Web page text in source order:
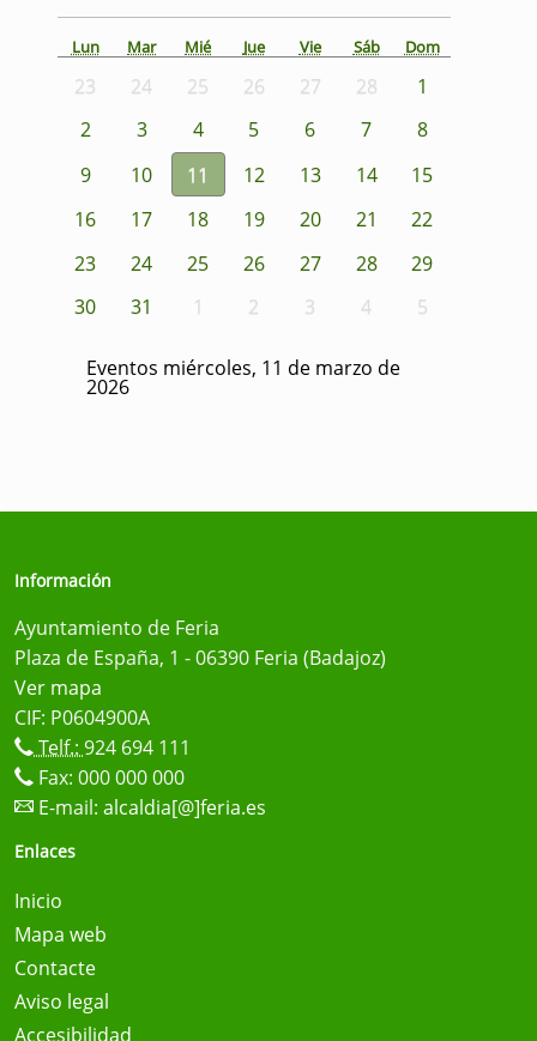
Lun Mar Mié Jue Vie Sáb Dom
23 24 25 26 27 28
1
2
3 4 5 6 7
8
9
10 11 12 13 14
15
16
17 18 19 20 21
22
23
24 25 26 27 28
29
30
31 1 2 3 4 5
Eventos miércoles, 11 de marzo de
2026
Información
Ayuntamiento de Feria
Plaza de España, 1 - 06390 Feria (Badajoz)
Ver mapa
CIF: P0604900A
Telf.: 924 694 111
Fax: 000 000 000
E-mail: alcaldia[@]feria.es
Enlaces
Inicio
Mapa web
Contacte
Aviso legal
Accesibilidad